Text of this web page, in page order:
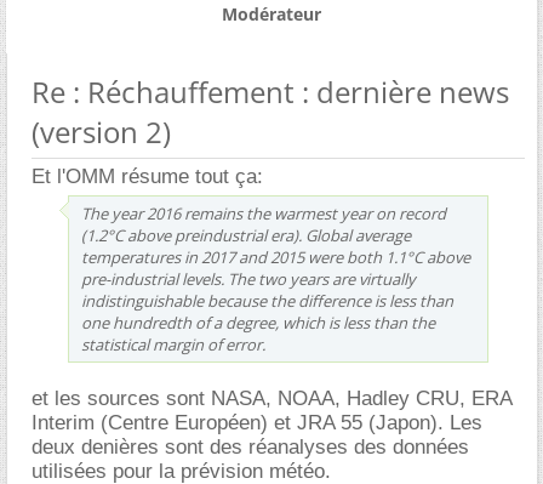
Modérateur
Re : Réchauffement : dernière news
(version 2)
Et l'OMM résume tout ça:
The year 2016 remains the warmest year on record
(1.2°C above preindustrial era). Global average
temperatures in 2017 and 2015 were both 1.1°C above
pre-industrial levels. The two years are virtually
indistinguishable because the difference is less than
one hundredth of a degree, which is less than the
statistical margin of error.
et les sources sont NASA, NOAA, Hadley CRU, ERA
Interim (Centre Européen) et JRA 55 (Japon). Les
deux denières sont des réanalyses des données
utilisées pour la prévision météo.